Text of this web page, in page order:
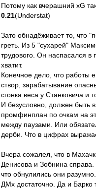
Потому как вчерашний xG
0.21(Understat)
Зато обнадёживает то, что
греть. Из 5 "сухарей"
трудового. Он наспасался в
хватит.
Конечное дело, что работы
створ, зарабатывание
сгонка веса у Станковича и
И безусловно, должен быть
промфинплан по очкам на
между паузами. Или
дерби. Что в цифрах
Вчера сожалел, что в
Денисова и Зобнина справа.
что обнулились они
ДМх достаточно. Да и Барко